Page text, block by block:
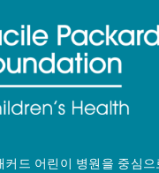
커드 어린이 병원을 중심